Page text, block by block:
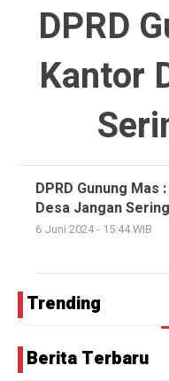
DPRD
Kantor
DPRD Gunung Mas
Desa Jangan
6 Juni 2024 - 15:44 WIB
Trending
Berita Terbaru